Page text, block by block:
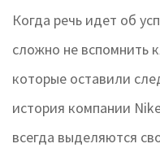
Когда речь идет об
сложно не вспомнить
которые оставили
история компании
всегда выделяются